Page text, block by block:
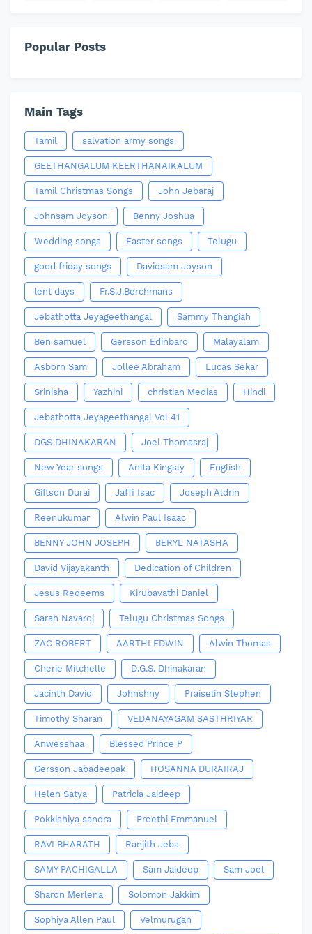
Popular Posts
Main Tags
Tamil salvation army songs
GEETHANGALUM KEERTHANAIKALUM
Tamil Christmas Songs John Jebaraj
Johnsam Joyson Benny Joshua
Wedding songs Easter songs Telugu
good friday songs Davidsam Joyson
lent days Fr.S.J.Berchmans
Jebathotta Jeyageethangal Sammy Thangiah
Ben samuel Gersson Edinbaro Malayalam
Asborn Sam Jollee Abraham Lucas Sekar
Srinisha Yazhini christian Medias Hindi
Jebathotta Jeyageethangal Vol 41
DGS DHINAKARAN Joel Thomasraj
New Year songs Anita Kingsly English
Giftson Durai Jaffi Isac Joseph Aldrin
Reenukumar Alwin Paul Isaac
BENNY JOHN JOSEPH BERYL NATASHA
David Vijayakanth Dedication of Children
Jesus Redeems Kirubavathi Daniel
Sarah Navaroj Telugu Christmas Songs
ZAC ROBERT AARTHI EDWIN Alwin Thomas
Cherie Mitchelle D.G.S. Dhinakaran
Jacinth David Johnshny Praiselin Stephen
Timothy Sharan VEDANAYAGAM SASTHRIYAR
Anwesshaa Blessed Prince P
Gersson Jabadeepak HOSANNA DURAIRAJ
Helen Satya Patricia Jaideep
Pokkishiya sandra Preethi Emmanuel
RAVI BHARATH Ranjith Jeba
SAMY PACHIGALLA Sam Jaideep Sam Joel
Sharon Merlena Solomon Jakkim
Sophiya Allen Paul Velmurugan